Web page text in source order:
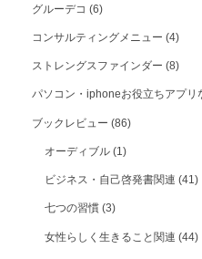
グルーデコ(6)
コンサルティングメニュー(4)
ストレングスファインダー(8)
パソコン・iphoneお役立ちアプ
ブックレビュー(86)
オーディブル(1)
ビジネス・自己啓発書関連(41)
七つの習慣(3)
女性らしく生きること関連(44)